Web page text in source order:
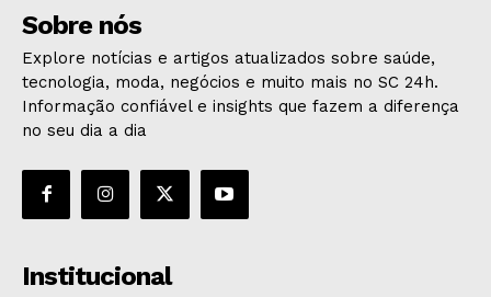
Sobre nós
Explore notícias e artigos atualizados sobre saúde,
tecnologia, moda, negócios e muito mais no SC 24h.
Informação confiável e insights que fazem a diferença
no seu dia a dia
Institucional